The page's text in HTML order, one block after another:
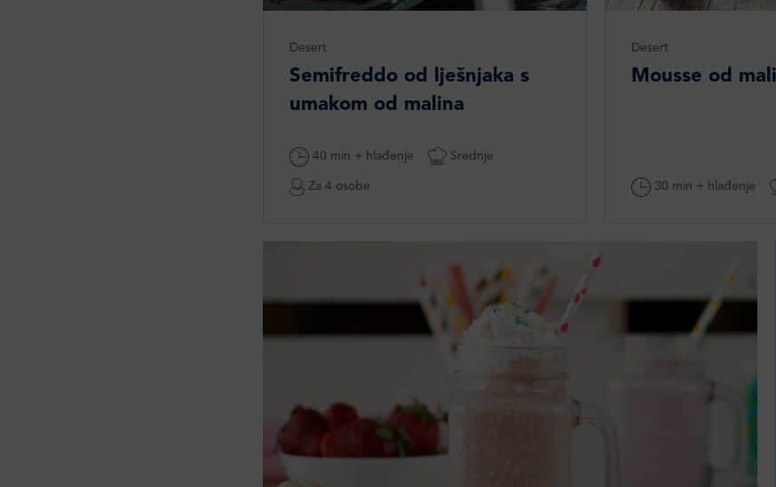
Desert
Semifreddo od lješnjaka s
umakom od malina
40 min + hlađenje Srednje
Za 4 osobe
Desert
Mousse od
30 min + hlađenje